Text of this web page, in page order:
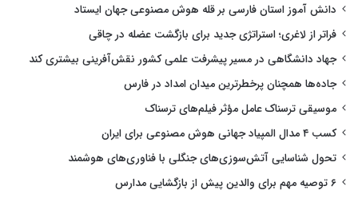
دانش آموز استان فارسی بر قله هوش مصنوعی جهان ایستاد
فراتر از لاغری؛ استراتژی جدید برای بازگشت عضله در چاقی
جهاد دانشگاهی در مسیر پیشرفت علمی کشور نقش‌آفرینی بیشتری کند
جاده‌ها همچنان پرخطرترین میدان امداد در فارس
موسیقی ترسناک عامل مؤثر فیلم‌های ترسناک
کسب ۴ مدال المپیاد جهانی هوش مصنوعی برای ایران
تحول شناسایی آتش‌سوزی‌های جنگلی با فناوری‌های هوشمند
۶ توصیه مهم برای والدین پیش از بازگشایی مدارس